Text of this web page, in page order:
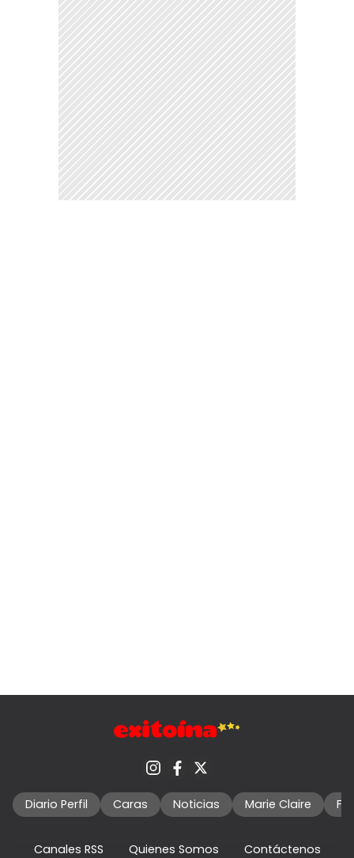
Diario Perfil Caras Noticias Marie Claire
Canales RSS Quienes Somos Contáctenos